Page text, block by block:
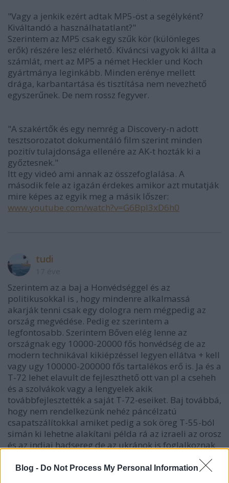
Blog - Do Not Process My Personal Information
"Vagy a jenkik ezért adtak MP5-öst a segélyként?
Kiváltandó a használhatatlant?"
Szerintem az MP5 csak egy szűk kör (különleges
erők) részére lesz elérhető. Kíváncsi vagyok ki állta a
számlát, mert az MP5 a német Heckler und Koch
gyártmánya leginkább. Minden erénye mellett
drága, karbantartása és tisztítása nem nevezhető
egyszerűnek. De nem rossz fegyver.
"A szakértők és egy nemrég a Discovery-n adott
tesztsorozatot dokumentáló film szerint minden
pozitív tulajdonsága ellenére az AK-t hozták ki a
győztesnek."
Itt egy videó ami annak az összefoglalása. A
második fele az igazán érdekes amikor azt mutatják
mire képes az egyik meg a másik lőszer:
www.youtube.com/watch?v=G6BpI3xD6h0
tudi
Szerintem az a baj a Honvédséggel és az
politikusokkal is , hogy mindenre alkalmassá
akarják tenni csak egy dologra nem mégpedig az
ország megvédése. Pedig ez szerintem a
legfontosabb. Szerintem Bőven elég lenne az
országnak egy 10000-20000 fős honvédség de az
modern technikával kikiépzéssel legyen ellátva + kell
vagy ugy 100000-200000 fős tartalékos erő is. Ja és a
T-72 lehet elavult de fejleszthető ott van pl a cseheh
és a szolvákok vagy a lengyelek akik
továbbfejlesztették a saját T-72-eseiket. Baj továbbá,
hogy nem rendelkezünk nehéz páncélzatú
csapatszálítokkal amiket pedig a sok öreg T-55-ból
simán ki lehetne alakítani példa rá az izraeli az orosz
és az indiai hadsereg de az ukránok is foglalkoznak
amcsiktól lehet beszerezni ott vannak pl a lengyelek